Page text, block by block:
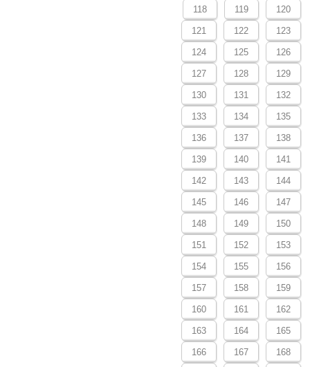
118 119 120
121 122 123
124 125 126
127 128 129
130 131 132
133 134 135
136 137 138
139 140 141
142 143 144
145 146 147
148 149 150
151 152 153
154 155 156
157 158 159
160 161 162
163 164 165
166 167 168